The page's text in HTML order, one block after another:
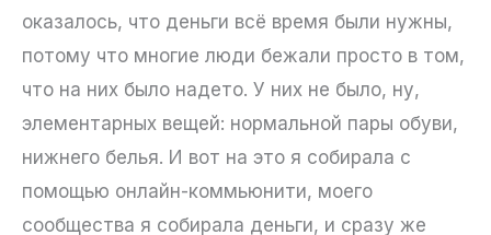
оказалось, что деньги всё время были нужны,
потому что многие люди бежали просто в том,
что на них было надето. У них не было, ну,
элементарных вещей: нормальной пары обуви,
нижнего белья. И вот на это я собирала с
помощью онлайн-коммьюнити, моего
сообщества я собирала деньги, и сразу же